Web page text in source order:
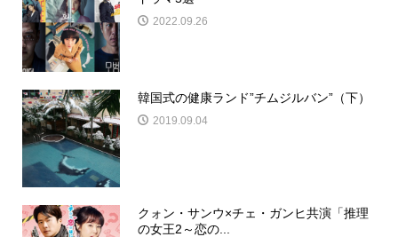
2022.09.26
韓国式の健康ランド”チムジルバン”（下）
2019.09.04
クォン・サンウ×チェ・ガンヒ共演「推理
の女王2～恋の...